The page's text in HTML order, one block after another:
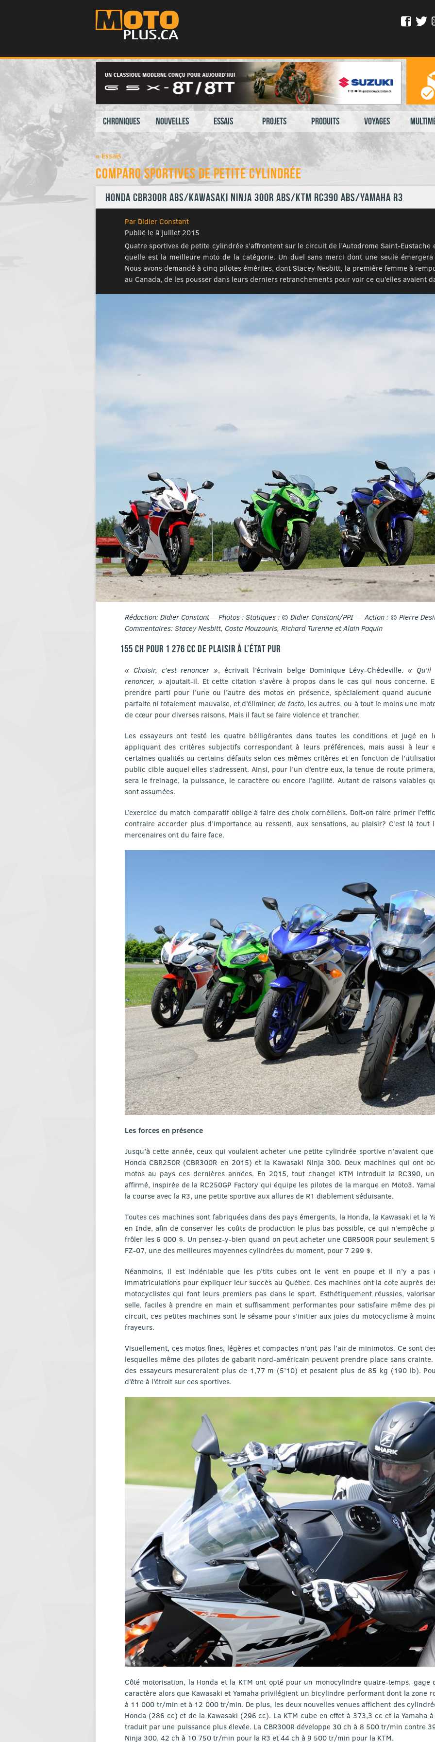
Chroniques Nouvelles Essais Projets Produits Voyages
« Essais
Comparo sportives de petite cylindrée
Honda CBR300R ABS/Kawasaki Ninja 300R ABS/KTM RC390 ABS/Yamaha R3
Par Didier Constant
Publié le 9 juillet 2015
Quatre sportives de petite cylindrée s’affrontent sur le circuit de l’Autodrome Saint-
quelle est la meilleure moto de la catégorie. Un duel sans merci dont une seule
Nous avons demandé à cinq pilotes émérites, dont Stacey Nesbitt, la première femme à
au Canada, de les pousser dans leurs derniers retranchements pour voir ce qu’elles avaient
Rédaction: Didier Constant— Photos : Statiques : © Didier Constant/PPI — Action : © Pierre
Commentaires: Stacey Nesbitt, Costa Mouzouris, Richard Turenne et Alain Paquin
155 CH POUR 1 276 CC DE PLAISIR À L’ÉTAT PUR
« Choisir, c’est renoncer », écrivait l’écrivain belge Dominique Lévy-Chédeville.«
renoncer, » ajoutait-il. Et cette citation s’avère à propos dans le cas qui nous concerne.
prendre parti pour l’une ou l’autre des motos en présence, spécialement quand aucune
parfaite ni totalement mauvaise, et d’éliminer,de facto, les autres, ou à tout le moins une
de cœur pour diverses raisons. Mais il faut se faire violence et trancher.
Les essayeurs ont testé les quatre bélligérantes dans toutes les conditions et jugé en
appliquant des critères subjectifs correspondant à leurs préférences, mais aussi à leur
certaines qualités ou certains défauts selon ces mêmes critères et en fonction de
public cible auquel elles s’adressent. Ainsi, pour l’un d’entre eux, la tenue de route
sera le freinage, la puissance, le caractère ou encore l’agilité. Autant de raisons valables
sont assumées.
L’exercice du match comparatif oblige à faire des choix cornéliens. Doit-on faire primer
contraire accorder plus d’importance au ressenti, aux sensations, au plaisir? C’est là
mercenaires ont du faire face.
Les forces en présence
Jusqu’à cette année, ceux qui voulaient acheter une petite cylindrée sportive n’avaient
Honda CBR250R (CBR300R en 2015) et la Kawasaki Ninja 300. Deux machines qui ont
motos au pays ces dernières années. En 2015, tout change! KTM introduit la RC390,
affirmé, inspirée de la RC250GP Factory qui équipe les pilotes de la marque en Moto3.
la course avec la R3, une petite sportive aux allures de R1 diablement séduisante.
Toutes ces machines sont fabriquées dans des pays émergents, la Honda, la Kawasaki et la
en Inde, afin de conserver les coûts de production le plus bas possible, ce qui n’empêche
frôler les 6 000 $. Un pensez-y-bien quand on peut acheter une CBR500R pour seulement
FZ-07, une des meilleures moyennes cylindrées du moment, pour 7 299 $.
Néanmoins, il est indéniable que les p’tits cubes ont le vent en poupe et il n’y a
immatriculations pour expliquer leur succès au Québec. Ces machines ont la cote auprès
motocyclistes qui font leurs premiers pas dans le sport. Esthétiquement réussies,
selle, faciles à prendre en main et suffisamment performantes pour satisfaire même des
circuit, ces petites machines sont le sésame pour s’initier aux joies du motocyclisme à
frayeurs.
Visuellement, ces motos fines, légères et compactes n’ont pas l’air de minimotos. Ce sont
lesquelles même des pilotes de gabarit nord-américain peuvent prendre place sans
des essayeurs mesureraient plus de 1,77 m (5’10) et pesaient plus de 85 kg (190 lb).
d’être à l’étroit sur ces sportives.
Côté motorisation, la Honda et la KTM ont opté pour un monocylindre quatre-temps, gage
caractère alors que Kawasaki et Yamaha privilégient un bicylindre performant dont la zone
à 11 000 tr/min et à 12 000 tr/min. De plus, les deux nouvelles venues affichent des
Honda (286 cc) et de la Kawasaki (296 cc). La KTM cube en effet à 373,3 cc et la Yamaha
traduit par une puissance plus élevée. La CBR300R développe 30 ch à 8 500 tr/min contre
Ninja 300, 42 ch à 10 750 tr/min pour la R3 et 44 ch à 9 500 tr/min pour la KTM.